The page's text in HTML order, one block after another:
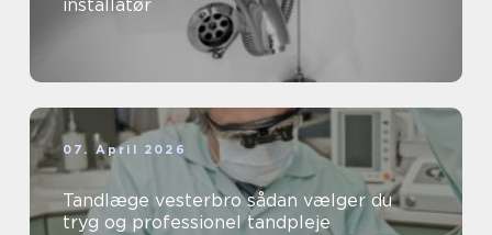
installatør
07. April 2026
Tandlæge vesterbro sådan vælger du
tryg og professionel tandpleje